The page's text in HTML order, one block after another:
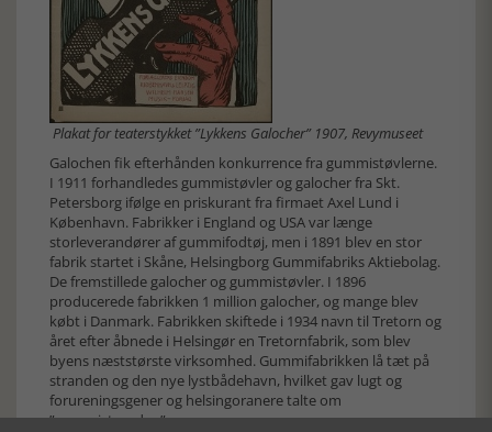
Plakat for teaterstykket ”Lykkens Galocher” 1907, Revymuseet
Galochen fik efterhånden konkurrence fra gummistøvlerne.
I 1911 forhandledes gummistøvler og galocher fra Skt.
Petersborg ifølge en priskurant fra firmaet Axel Lund i
København. Fabrikker i England og USA var længe
storleverandører af gummifodtøj, men i 1891 blev en stor
fabrik startet i Skåne, Helsingborg Gummifabriks Aktiebolag.
De fremstillede galocher og gummistøvler. I 1896
producerede fabrikken 1 million galocher, og mange blev
købt i Danmark. Fabrikken skiftede i 1934 navn til Tretorn og
året efter åbnede i Helsingør en Tretornfabrik, som blev
byens næststørste virksomhed. Gummifabrikken lå tæt på
stranden og den nye lystbådehavn, hvilket gav lugt og
forureningsgener og helsingoranere talte om
”gummistranden”.